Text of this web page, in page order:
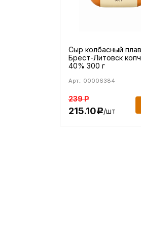
Сыр колбасный
Брест-Литовск
40% 300 г
Арт.: 00006384
239Р
215.10Р/шт